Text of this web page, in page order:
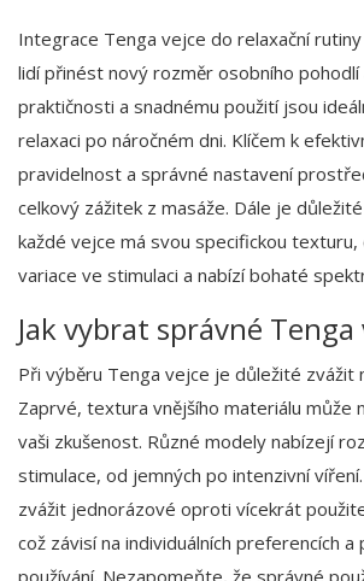
Integrace Tenga vejce do relaxační
lidí přinést nový rozměr osobního pohodlí
praktičnosti a snadnému použití jsou
relaxaci po náročném dni. Klíčem k
pravidelnost a správné nastavení
celkový zážitek z masáže. Dále je
každé vejce má svou specifickou texturu,
variace ve stimulaci a nabízí bohaté
Jak vybrat správné Tenga
Při výběru Tenga vejce je důležité zvážit
Zaprvé, textura vnějšího materiálu může
vaši zkušenost. Různé modely nabízejí
stimulace, od jemných po intenzivní
zvážit jednorázové oproti vícekrát
což závisí na individuálních preferencích a